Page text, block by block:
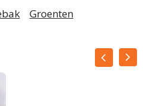
Groenten